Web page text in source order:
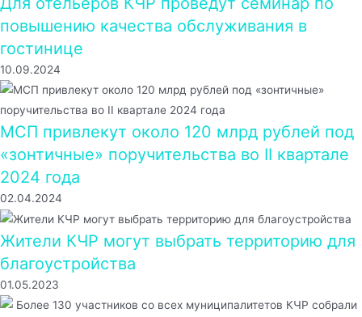
повышению качества обслуживания в
гостинице
10.09.2024
МСП привлекут около 120 млрд рублей под
«зонтичные» поручительства во II квартале
2024 года
02.04.2024
Жители КЧР могут выбрать территорию для
благоустройства
01.05.2023